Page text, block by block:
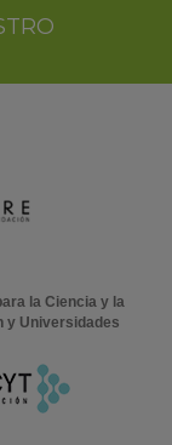
la Ciencia y la
y Universidades